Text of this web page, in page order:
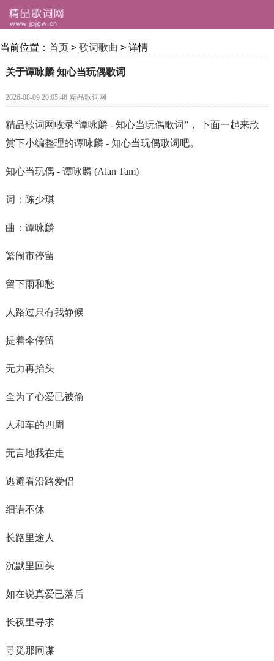
当前位置： 首页 > 歌词歌曲 > 详情
关于谭咏麟 知心当玩偶歌词
2026-08-09 20:05:48 精品歌词网
精品歌词网收录“谭咏麟 - 知心当玩偶歌词”， 下面一起来欣
赏下小编整理的谭咏麟 - 知心当玩偶歌词吧。
知心当玩偶 - 谭咏麟 (Alan Tam)
词：陈少琪
曲：谭咏麟
繁闹市停留
留下雨和愁
人路过只有我静候
提着伞停留
无力再抬头
全为了心爱已被偷
人和车的四周
无言地我在走
逃避看沿路爱侣
细语不休
长路里途人
沉默里回头
如在说真爱已落后
长夜里寻求
寻觅那同谋